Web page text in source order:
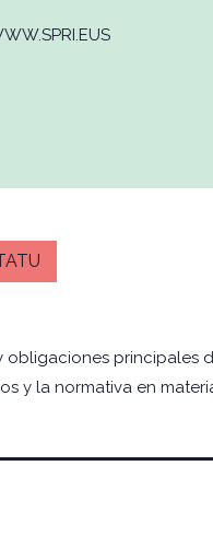
principales
y la normativa en